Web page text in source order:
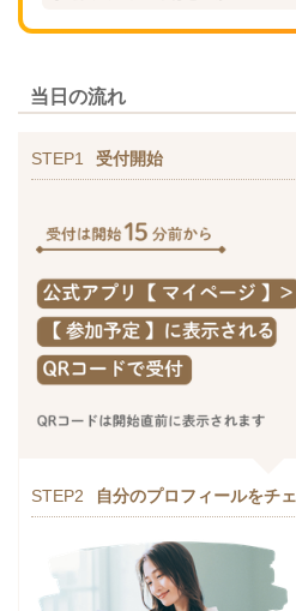
当日の流れ
STEP1 受付開始
STEP2 自分のプロフィールをチ